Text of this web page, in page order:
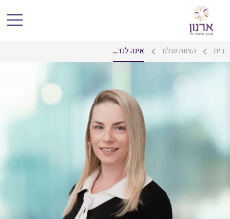
בית הצוות שלנו אינה לנד...